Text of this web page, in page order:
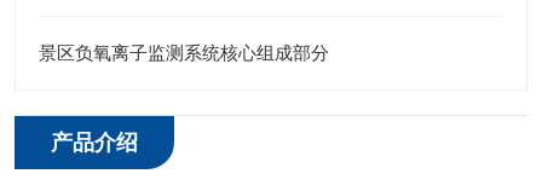
景区负氧离子监测系统核心组成部分
产品介绍